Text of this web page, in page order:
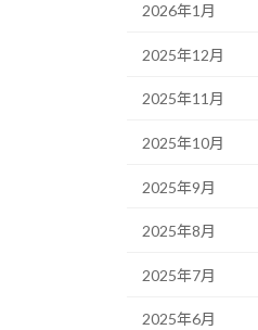
2026年1月
2025年12月
2025年11月
2025年10月
2025年9月
2025年8月
2025年7月
2025年6月